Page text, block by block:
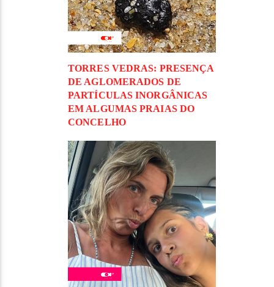
TORRES VEDRAS: PRESENÇA
DE AGLOMERADOS DE
PARTÍCULAS INORGÂNICAS
EM ALGUMAS PRAIAS DO
CONCELHO